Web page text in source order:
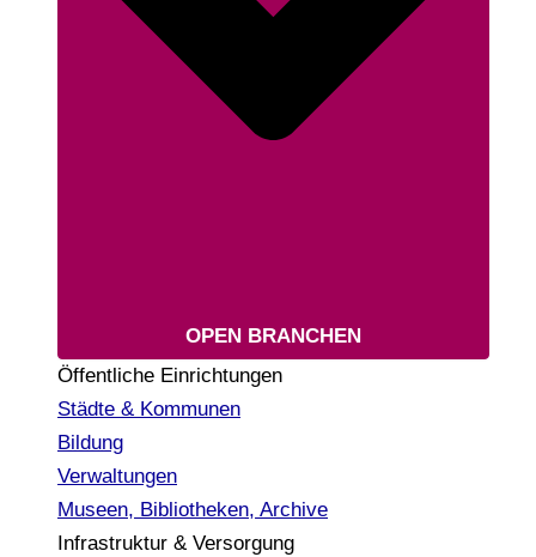
OPEN BRANCHEN
Öffentliche Einrichtungen
Städte & Kommunen
Bildung
Verwaltungen
Museen, Bibliotheken, Archive
Infrastruktur & Versorgung